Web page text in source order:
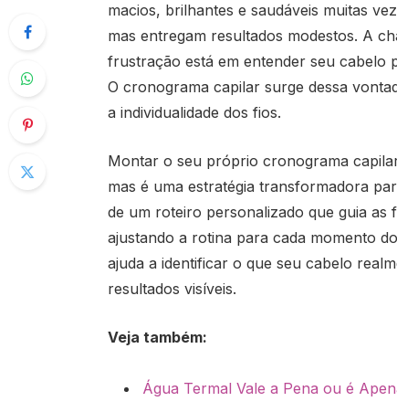
macios, brilhantes e saudáveis muitas
mas entregam resultados modestos. A
frustração está em entender seu cabelo
O cronograma capilar surge dessa
a individualidade dos fios.
Montar o seu próprio cronograma
mas é uma estratégia transformadora
de um roteiro personalizado que guia
ajustando a rotina para cada momento
ajuda a identificar o que seu cabelo
resultados visíveis.
Veja também:
Água Termal Vale a Pena ou é